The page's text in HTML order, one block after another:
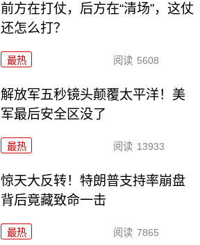
前方在打仗，后方在“清场”，这仗
还怎么打？
最热 阅读 5608
解放军五秒镜头颠覆太平洋！美
军最后安全区没了
最热 阅读 13933
惊天大反转！特朗普支持率崩盘
背后竟藏致命一击
最热 阅读 7865